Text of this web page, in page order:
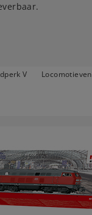
V Locomotieven